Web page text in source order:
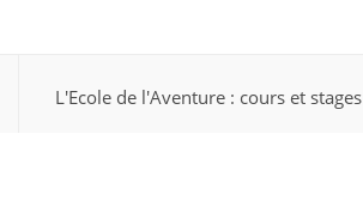
L'Ecole de l'Aventure : cours et stages